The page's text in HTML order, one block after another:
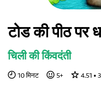
टोड की पीठ पर
चिली की किंवदंती
10 मिनट 5+ 4.51 •